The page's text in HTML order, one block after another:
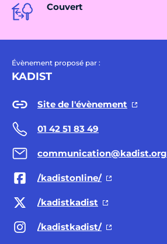
Couvert
Évènement proposé par :
KADIST
Site de l'évènement
01 42 51 83 49
communication@kadist.org
/kadistonline/
/kadistkadist
/kadistkadist/